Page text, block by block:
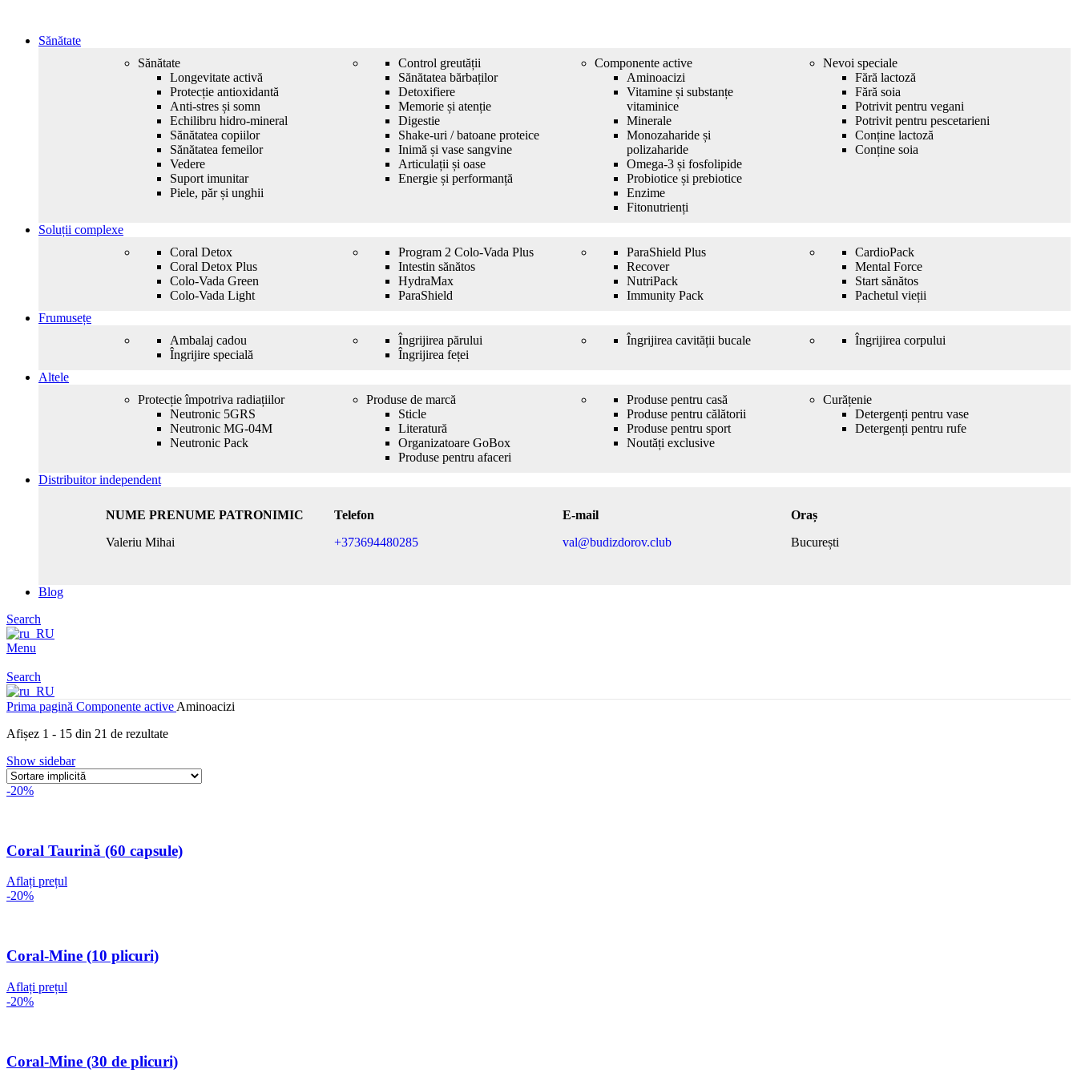
Sănătate
Sănătate
Longevitate activă
Protecție antioxidantă
Anti-stres și somn
Echilibru hidro-mineral
Sănătatea copiilor
Sănătatea femeilor
Vedere
Suport imunitar
Piele, păr și unghii
Control greutății
Sănătatea bărbaților
Detoxifiere
Memorie și atenție
Digestie
Shake-uri / batoane proteice
Inimă și vase sangvine
Articulații și oase
Energie și performanță
Componente active
Aminoacizi
Vitamine și substanțe
vitaminice
Minerale
Monozaharide și
polizaharide
Omega-3 și fosfolipide
Probiotice și prebiotice
Enzime
Fitonutrienți
Nevoi speciale
Fără lactoză
Fără soia
Potrivit pentru vegani
Potrivit pentru pescetarieni
Conține lactoză
Conține soia
Soluții complexe
Coral Detox
Coral Detox Plus
Colo-Vada Green
Colo-Vada Light
Program 2 Colo-Vada Plus
Intestin sănătos
HydrаMax
ParaShield
ParaShield Plus
Recover
NutriPack
Immunity Pack
CardioPack
Mental Force
Start sănătos
Pachetul vieții
Frumusețe
Ambalaj cadou
Îngrijire specială
Îngrijirea părului
Îngrijirea feței
Îngrijirea cavității bucale Îngrijirea corpului
Altele
Protecție împotriva radiațiilor
Neutronic 5GRS
Neutronic MG-04M
Neutronic Pack
Produse de marcă
Sticle
Literatură
Organizatoare GoBox
Produse pentru afaceri
Produse pentru casă
Produse pentru călătorii
Produse pentru sport
Noutăți exclusive
Curățenie
Detergenți pentru vase
Detergenți pentru rufe
Distribuitor independent
NUME PRENUME PATRONIMIC
Valeriu Mihai
Telefon
+373694480285
E-mail
val@budizdorov.club
Oraș
București
Blog
Search
Menu
Search
Prima pagină Componente active Aminoacizi
Afișez 1 - 15 din 21 de rezultate
Show sidebar
-20%
Coral Taurină (60 capsule)
Aflați prețul
-20%
Coral-Mine (10 plicuri)
Aflați prețul
-20%
Coral-Mine (30 de plicuri)